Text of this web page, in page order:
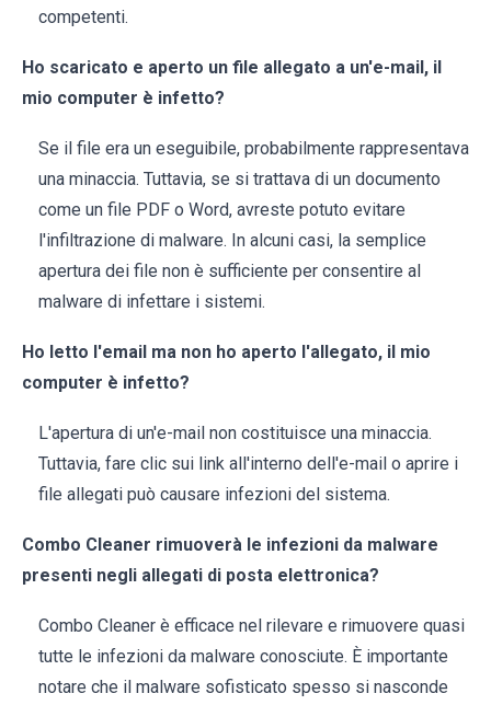
competenti.
Ho scaricato e aperto un file allegato a un'e-mail, il
mio computer è infetto?
Se il file era un eseguibile, probabilmente rappresentava
una minaccia. Tuttavia, se si trattava di un documento
come un file PDF o Word, avreste potuto evitare
l'infiltrazione di malware. In alcuni casi, la semplice
apertura dei file non è sufficiente per consentire al
malware di infettare i sistemi.
Ho letto l'email ma non ho aperto l'allegato, il mio
computer è infetto?
L'apertura di un'e-mail non costituisce una minaccia.
Tuttavia, fare clic sui link all'interno dell'e-mail o aprire i
file allegati può causare infezioni del sistema.
Combo Cleaner rimuoverà le infezioni da malware
presenti negli allegati di posta elettronica?
Combo Cleaner è efficace nel rilevare e rimuovere quasi
tutte le infezioni da malware conosciute. È importante
notare che il malware sofisticato spesso si nasconde